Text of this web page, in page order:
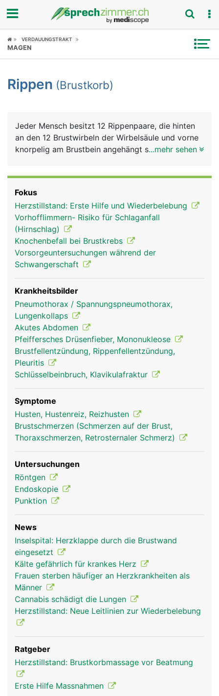
Fokus
Symptome
News
Rubriken
VERDAUUNGSTRAKT
MAGEN
Rippen (Brustkorb)
Jeder Mensch besitzt 12 Rippenpaare, die hinten
an den 12 Brustwirbeln der Wirbelsäule und vorne
knorpelig am Brustbein angehängt sind. Nur die
ein "knöcherner Käfig" die Lunge und das Herz
schützt. Ausserdem kann der Brustkorb über die
Rippengelenke und Rippenmuskulatur gehoben
und gesenkt werden, was eine Voraussetzung für
die Atmung ist.
Rippen Frau
...mehr sehen
Fokus
Herzstillstand: Erste Hilfe und Wiederbelebung
Vorhofflimmern- Risiko für Schlaganfall
(Hirnschlag)
Knochenbefall bei Brustkrebs
Vorsorgeuntersuchungen während der
Schwangerschaft
Krankheitsbilder
Pneumothorax / Spannungspneumothorax,
Lungenkollaps
Akutes Abdomen
Pfeiffersches Drüsenfieber, Mononukleose
Brustfellentzündung, Rippenfellentzündung,
Pleuritis
Schlüsselbeinbruch, Klavikulafraktur
Symptome
Husten, Hustenreiz, Reizhusten
Brustschmerzen (Schmerzen auf der Brust,
Thoraxschmerzen, Retrosternaler Schmerz)
Untersuchungen
Röntgen
Endoskopie
Punktion
News
Inselspital: Herzklappe durch die Brustwand
eingesetzt
Kälte gefährlich für krankes Herz
Frauen sterben häufiger an Herzkrankheiten als
Männer
Cannabis schädigt die Lungen
Herzstillstand: Neue Leitlinien zur Wiederbelebung
Ratgeber
Herzstillstand: Brustkorbmassage vor Beatmung
Erste Hilfe Massnahmen